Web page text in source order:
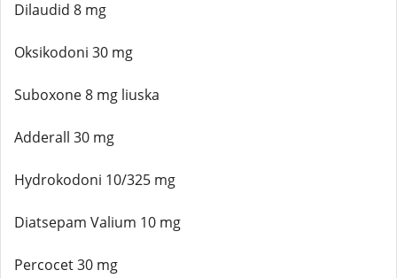
Dilaudid 8 mg
Oksikodoni 30 mg
Suboxone 8 mg liuska
Adderall 30 mg
Hydrokodoni 10/325 mg
Diatsepam Valium 10 mg
Percocet 30 mg